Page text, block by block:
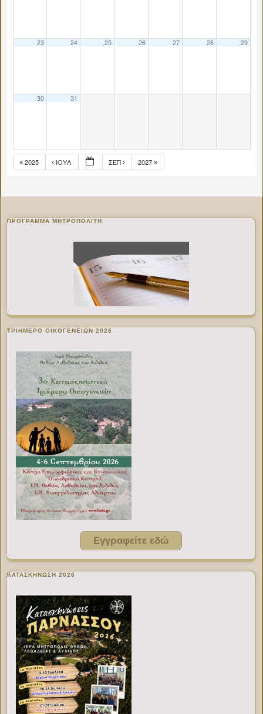
23 24 25 26 27 28 29
30 31
2025 ΙΟΎΛ ΣΕΠ 2027
ΠΡΌΓΡΑΜΜΑ ΜΗΤΡΟΠΟΛΊΤΗ
ΤΡΙΗΜΕΡΟ ΟΙΚΟΓΕΝΕΙΩΝ 2026
Εγγραφείτε εδώ
ΚΑΤΑΣΚΗΝΩΣΗ 2026